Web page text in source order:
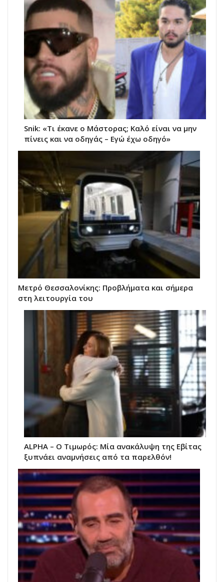
Snik: «Τι έκανε ο Μάστορας; Καλό είναι να μην
πίνεις και να οδηγάς – Εγώ έχω οδηγό»
Μετρό Θεσσαλονίκης: Προβλήματα και σήμερα
στη λειτουργία του
ALPHA – Ο Τιμωρός: Μία ανακάλυψη της Εβίτας
ξυπνάει αναμνήσεις από τα παρελθόν!